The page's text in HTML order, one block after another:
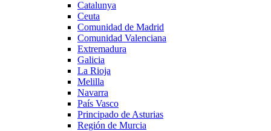
Catalunya
Ceuta
Comunidad de Madrid
Comunidad Valenciana
Extremadura
Galicia
La Rioja
Melilla
Navarra
País Vasco
Principado de Asturias
Región de Murcia